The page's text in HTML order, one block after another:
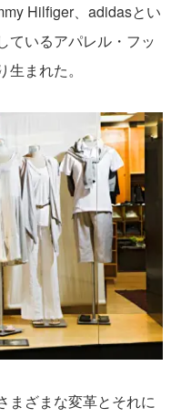
Hilfiger、adidasとい
ているアパレル・フッ
まれた。
まざまな変革とそれに